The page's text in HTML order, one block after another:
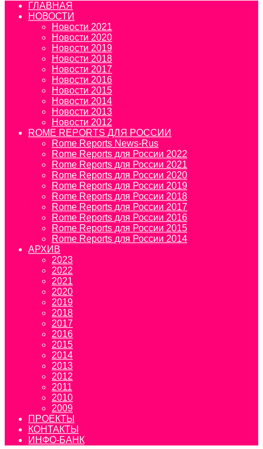
ГЛАВНАЯ
НОВОСТИ
Новости 2021
Новости 2020
Новости 2019
Новости 2018
Новости 2017
Новости 2016
Новости 2015
Новости 2014
Новости 2013
Новости 2012
ROME REPORTS ДЛЯ РОССИИ
Rome Reports News-Rus
Rome Reports для России 2022
Rome Reports для России 2021
Rome Reports для России 2020
Rome Reports для России 2019
Rome Reports для России 2018
Rome Reports для России 2017
Rome Reports для России 2016
Rome Reports для России 2015
Rome Reports для России 2014
АРХИВ
2023
2022
2021
2020
2019
2018
2017
2016
2015
2014
2013
2012
2011
2010
2009
ПРОЕКТЫ
КОНТАКТЫ
ИНФО-БАНК